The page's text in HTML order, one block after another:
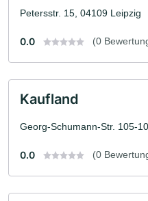
Petersstr. 15, 04109 Leipzig
0.0 (0
Kaufland
Georg-Schumann-Str. 105-
0.0 (0